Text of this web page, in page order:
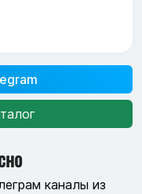
каналы из